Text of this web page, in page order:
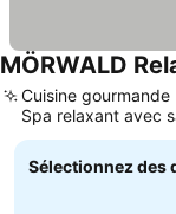
MÖRWALD
Cuisine
Spa relaxant avec
Sélectionnez des